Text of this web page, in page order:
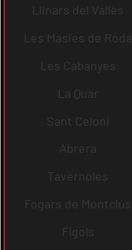
Llinars del Vallès
Les Masies de Roda
Les Cabanyes
La Quar
Sant Celoni
Abrera
Tavèrnoles
Fogars de Montclús
Fígols